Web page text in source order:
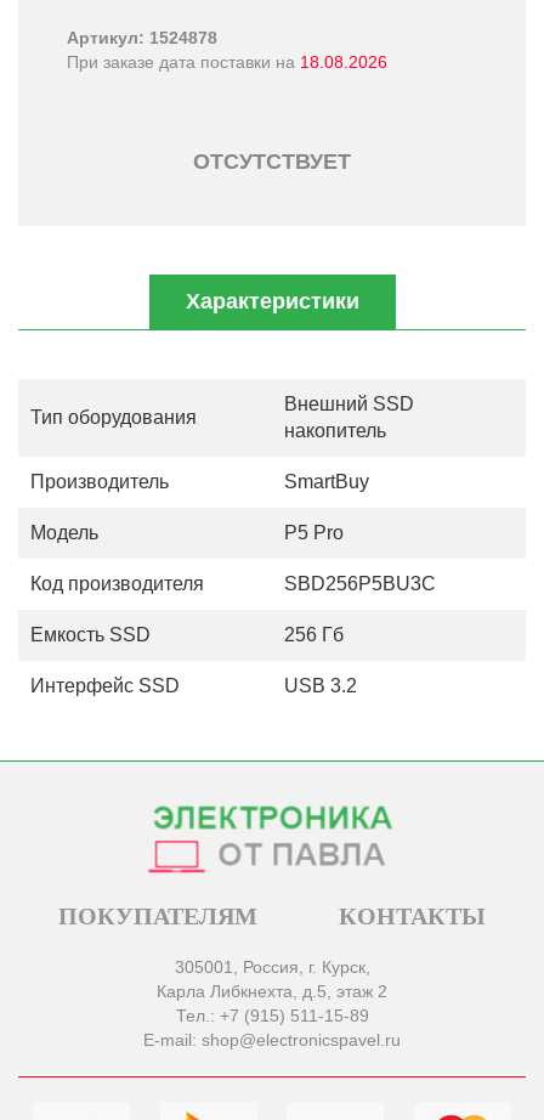
Артикул: 1524878
При заказе дата поставки на 18.08.2026
ОТСУТСТВУЕТ
Характеристики
Тип оборудования
Внешний SSD
накопитель
Производитель SmartBuy
Модель P5 Pro
Код производителя SBD256P5BU3C
Емкость SSD 256 Гб
Интерфейс SSD USB 3.2
ПОКУПАТЕЛЯМ КОНТАКТЫ
305001, Россия, г. Курск,
Карла Либкнехта, д.5, этаж 2
Тел.: +7 (915) 511-15-89
E-mail: shop@electronicspavel.ru